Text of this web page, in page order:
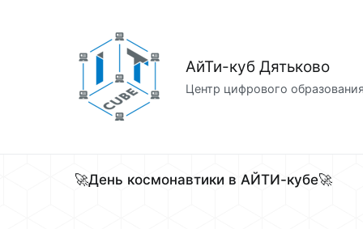
содержимому
АйТи-куб Дятьково
Центр цифрового образования
🚀День космонавтики в АЙТИ-кубе🚀